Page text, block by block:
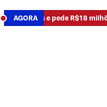
AGORA
abusos e pede R$18 milhões